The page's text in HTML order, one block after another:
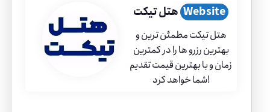
هتل تیکتWebsite
هتل تیکت مطمئن ترین و
بهترین رزرو ها را در کمترین
زمان و با بهترین قیمت تقدیم
شما خواهد کرد!